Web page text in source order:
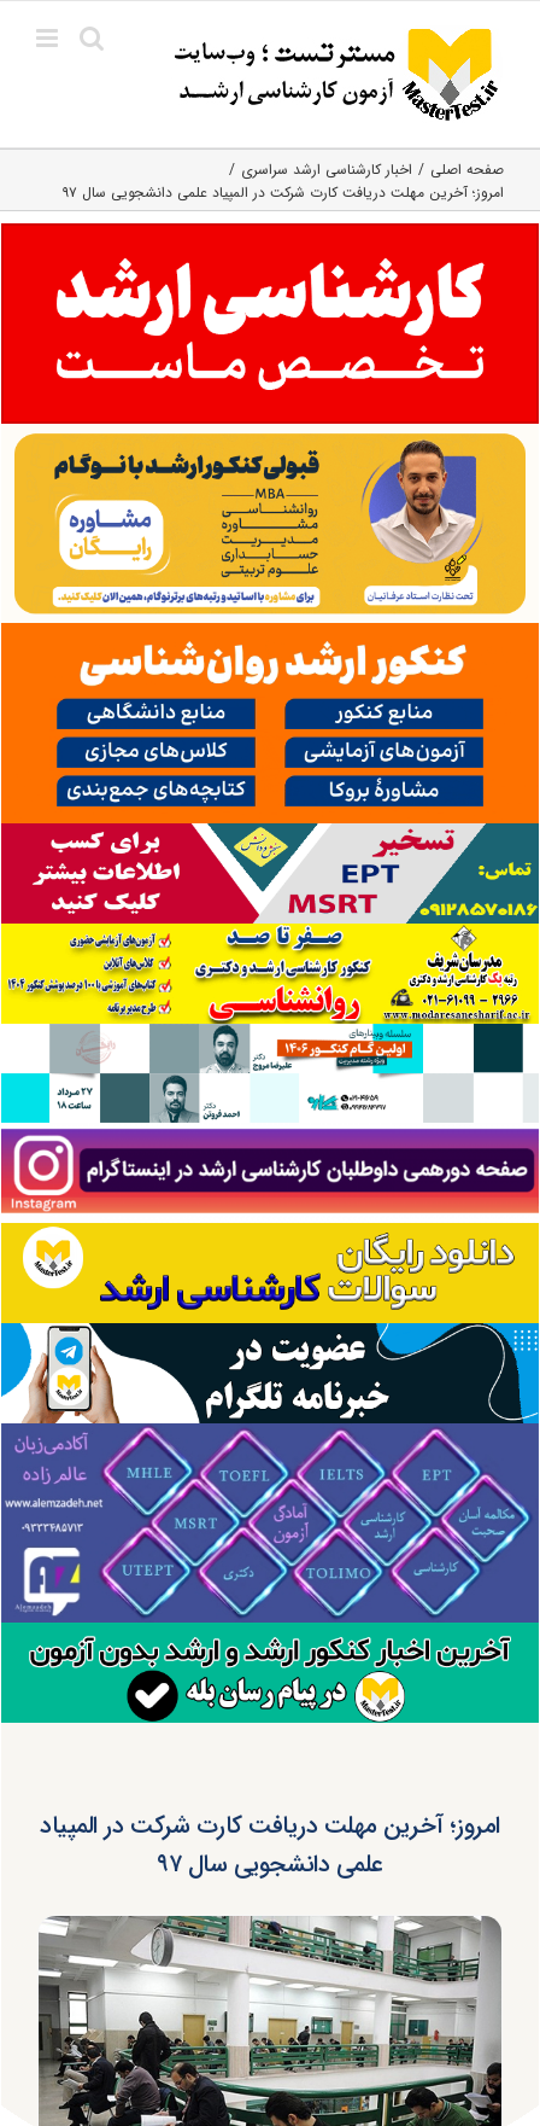
content
صفحه اصلی
اخبار کارشناسی ارشد سراسری
امروز؛ آخرین مهلت دریافت کارت شرکت در المپیاد علمی دانشجویی سال ۹۷
امروز؛ آخرین مهلت دریافت کارت شرکت در المپیاد
علمی دانشجویی سال ۹۷